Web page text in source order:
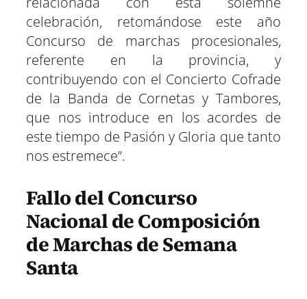
celebración, retomándose este año
Concurso de marchas procesionales,
referente en la provincia, y
contribuyendo con el Concierto Cofrade
de la Banda de Cornetas y Tambores,
que nos introduce en los acordes de
este tiempo de Pasión y Gloria que tanto
nos estremece”.
Fallo del Concurso
Nacional de Composición
de Marchas de Semana
Santa